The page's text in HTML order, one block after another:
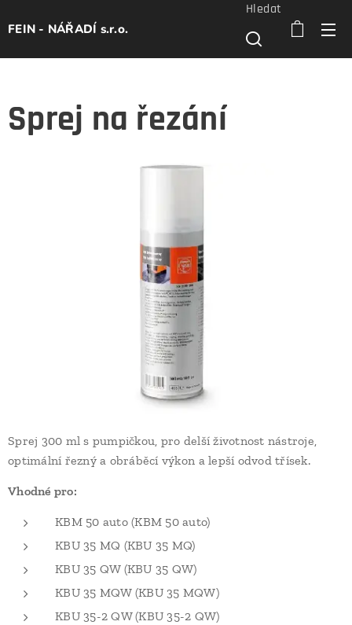
FEIN - NÁŘADÍ s.r.o.
Hledat
Sprej na řezání
Sprej 300 ml s pumpičkou, pro delší životnost nástroje,
optimální řezný a obráběcí výkon a lepší odvod třísek.
Vhodné pro:
KBM 50 auto (KBM 50 auto)
KBU 35 MQ (KBU 35 MQ)
KBU 35 QW (KBU 35 QW)
KBU 35 MQW (KBU 35 MQW)
KBU 35-2 QW (KBU 35-2 QW)